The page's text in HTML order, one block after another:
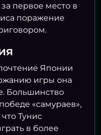
первое место в
поражение
Японии
игры она
Большинство
«самураев»,
Тунис
в более